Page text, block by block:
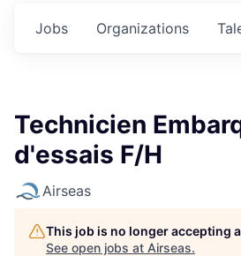
Jobs Organizations
Technicien
d'essais F/H
Airseas
This job is no longer accepting
See open jobs at Airseas.